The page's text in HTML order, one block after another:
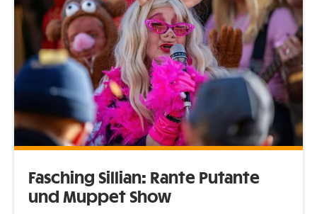
Fasching Sillian: Rante Putante
und Muppet Show